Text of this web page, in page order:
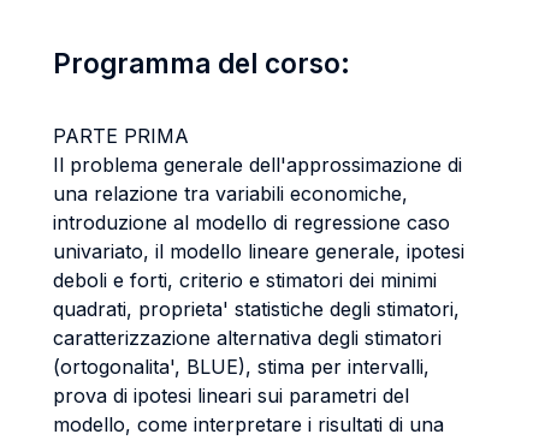
Programma del corso:
PARTE PRIMA
Il problema generale dell'approssimazione di
una relazione tra variabili economiche,
introduzione al modello di regressione caso
univariato, il modello lineare generale, ipotesi
deboli e forti, criterio e stimatori dei minimi
quadrati, proprieta' statistiche degli stimatori,
caratterizzazione alternativa degli stimatori
(ortogonalita', BLUE), stima per intervalli,
prova di ipotesi lineari sui parametri del
modello, come interpretare i risultati di una